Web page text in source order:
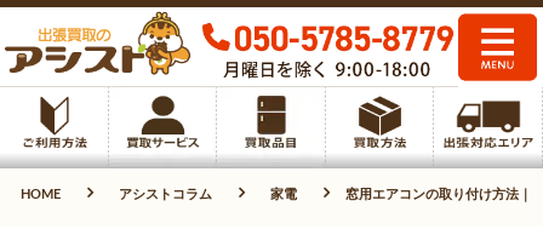
HOME アシストコラム 家電 窓用エアコンの取り付け方法｜